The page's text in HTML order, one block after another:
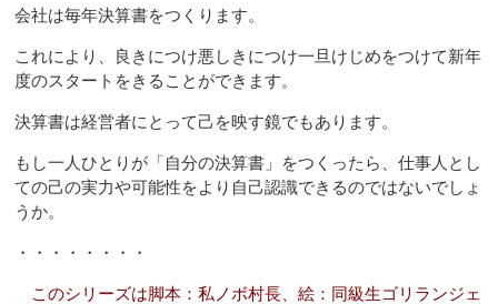
会社は毎年決算書をつくります。
これにより、良きにつけ悪しきにつけ一旦けじめをつけて新年
度のスタートをきることができます。
決算書は経営者にとって己を映す鏡でもあります。
もし一人ひとりが「自分の決算書」をつくったら、仕事人とし
ての己の実力や可能性をより自己認識できるのではないでしょ
うか。
・・・・・・・・
このシリーズは脚本：私ノボ村長、絵：同級生ゴリランジェ